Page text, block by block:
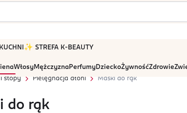
✨ STREFA K-BEAUTY
WłosyMężczyznaPerfumyDzieckoŻywnośćZdrowie
i stopy Pielęgnacja dłoni Maski do rąk
do rąk